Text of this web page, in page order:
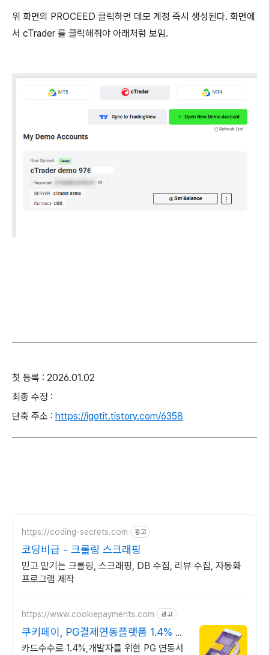
위 화면의 PROCEED 클릭하면 데모 계정 즉시 생성된다. 화면에
서 cTrader 를 클릭해줘야 아래처럼 보임.
첫 등록 : 2026.01.02
최종 수정 :
단축 주소 : https://igotit.tistory.com/6358
https://coding-secrets.com 광고
코딩비급 - 크롤링 스크래핑
믿고 맡기는 크롤링, 스크래핑, DB 수집, 리뷰 수집, 자동화
프로그램 제작
https://www.cookiepayments.com 광고
쿠키페이, PG결제연동플랫폼 1.4% 국
내 최저 수수료
카드수수료 1.4%,개발자를 위한 PG 연동서